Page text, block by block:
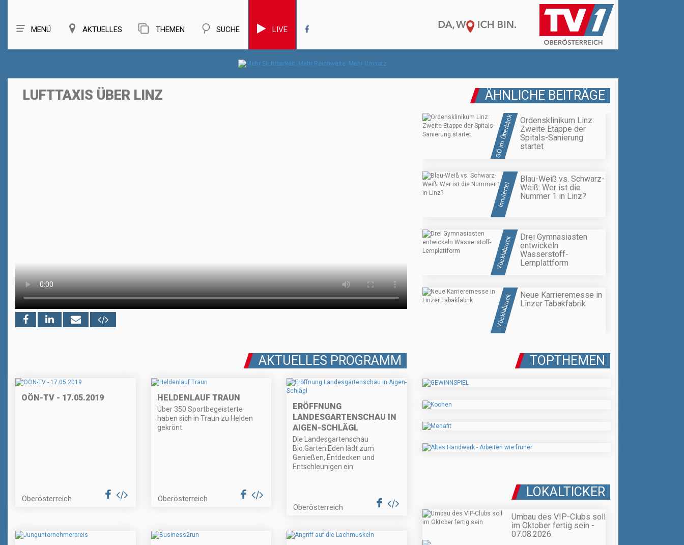
MENÜ AKTUELLES THEMEN SUCHE LIVE
LUFTTAXIS ÜBER LINZ ÄHNLICHE BEITRÄGE
OÖ im Überblick
Ordensklinikum Linz:
Zweite Etappe der
Spitals-Sanierung
startet
Innviertel
Blau-Weiß vs. Schwarz-
Weiß: Wer ist die
Nummer 1 in Linz?
Vöcklabruck
Drei Gymnasiasten
entwickeln
Wasserstoff-
Lernplattform
Vöcklabruck
Neue Karrieremesse in
Linzer Tabakfabrik
AKTUELLES PROGRAMM
OÖN-TV - 17.05.2019
Oberösterreich
HELDENLAUF TRAUN
Über 350 Sportbegeisterte
haben sich in Traun zu Helden
gekrönt.
Oberösterreich
ERÖFFNUNG
LANDESGARTENSCHAU IN
AIGEN-SCHLÄGL
Die Landesgartenschau
Bio.Garten.Eden lädt zum
Genießen, Entdecken und
Entschleunigen ein.
Oberösterreich
TOPTHEMEN
LOKALTICKER
Umbau des VIP-Clubs soll
im Oktober fertig sein -
07.08.2026